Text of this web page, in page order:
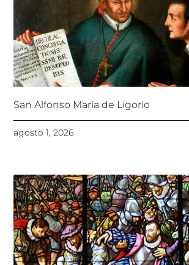
San Alfonso María de Ligorio
agosto 1, 2026